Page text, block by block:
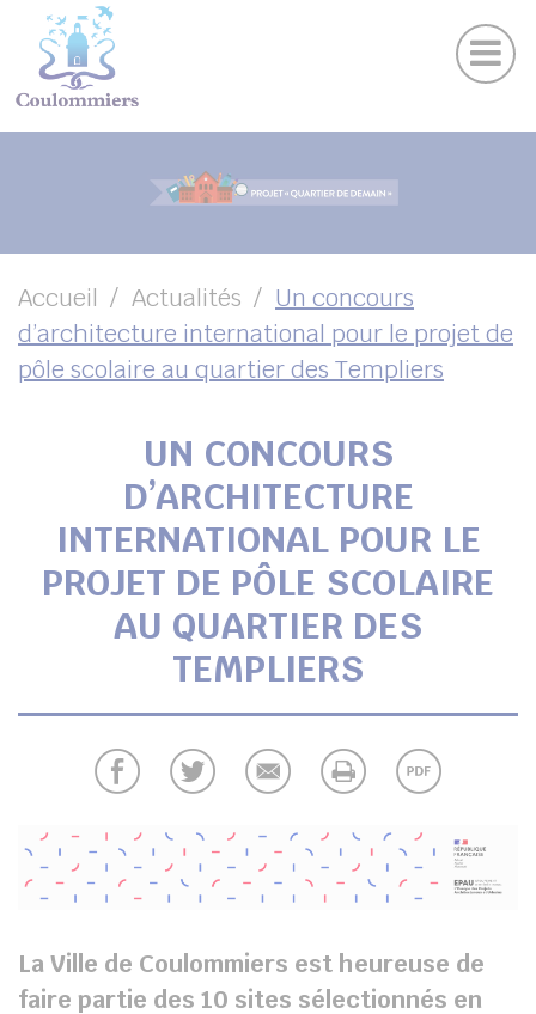
( AU QUOTIDIEN )
( FAMILLE )
( ENVIRONNEMENT ET URBANISME )
( ÉCONOMIE ET EMPLOI )
ActuPublications
Suivez-nous sur Facebook
Suivez-nous sur Instagram
Suivez-nous sur Twitter
Suivez-nous sur Youtube
Accueil Actualités
Un concours
d’architecture international pour le projet de
pôle scolaire au quartier des Templiers
UN CONCOURS
D’ARCHITECTURE
INTERNATIONAL POUR LE
PROJET DE PÔLE SCOLAIRE
AU QUARTIER DES
TEMPLIERS
La Ville de Coulommiers est heureuse de
faire partie des 10 sites sélectionnés en
Panneau de gestion des cookies